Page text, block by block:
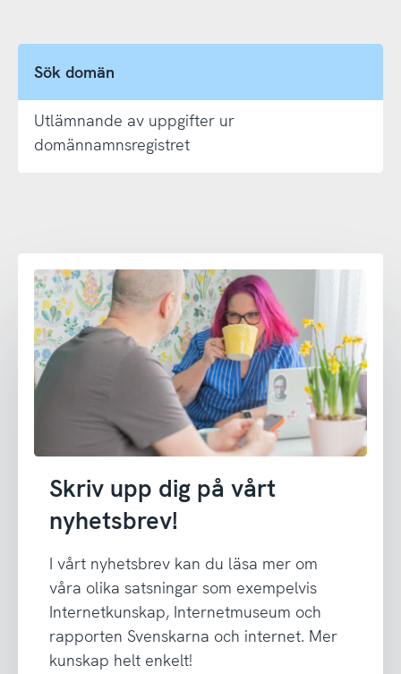
Sök domän
Utlämnande av uppgifter ur
domännamnsregistret
Skriv upp dig på vårt
nyhetsbrev!
I vårt nyhetsbrev kan du läsa mer om
våra olika satsningar som exempelvis
Internetkunskap, Internetmuseum och
rapporten Svenskarna och internet. Mer
kunskap helt enkelt!